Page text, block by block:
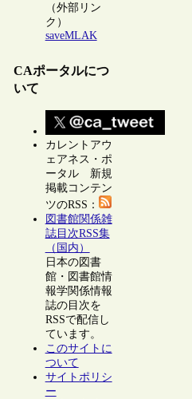
（外部リン
ク）
saveMLAK
CAポータルにつ
いて
カレントアウ
ェアネス・ポ
ータル 新規
掲載コンテン
ツのRSS：
図書館関係雑
誌目次RSS集
（国内）
日本の図書
館・図書館情
報学関係情報
誌の目次を
RSSで配信し
ています。
このサイトに
ついて
サイトポリシ
ー